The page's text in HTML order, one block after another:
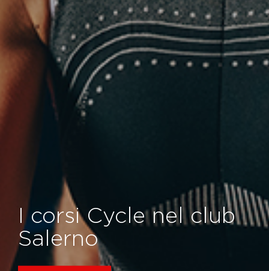
I corsi Cycle nel club
Salerno